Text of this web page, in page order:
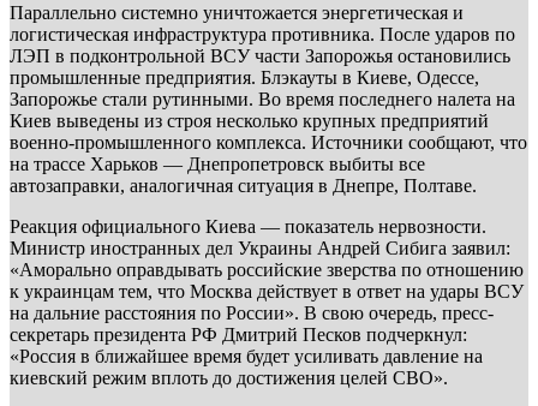
Параллельно системно уничтожается энергетическая и
логистическая инфраструктура противника. После ударов по
ЛЭП в подконтрольной ВСУ части Запорожья остановились
промышленные предприятия. Блэкауты в Киеве, Одессе,
Запорожье стали рутинными. Во время последнего налета на
Киев выведены из строя несколько крупных предприятий
военно-промышленного комплекса. Источники сообщают, что
на трассе Харьков — Днепропетровск выбиты все
автозаправки, аналогичная ситуация в Днепре, Полтаве.
Реакция официального Киева — показатель нервозности.
Министр иностранных дел Украины Андрей Сибига заявил:
«Аморально оправдывать российские зверства по отношению
к украинцам тем, что Москва действует в ответ на удары ВСУ
на дальние расстояния по России». В свою очередь, пресс-
секретарь президента РФ Дмитрий Песков подчеркнул:
«Россия в ближайшее время будет усиливать давление на
киевский режим вплоть до достижения целей СВО».